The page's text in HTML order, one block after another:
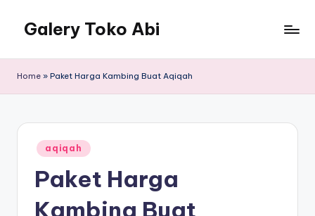
Galery Toko Abi
Home » Paket Harga Kambing Buat Aqiqah
Posted
in
aqiqah
Paket Harga
Kambing Buat